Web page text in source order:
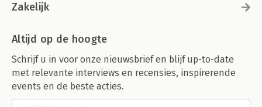
Zakelijk
Altijd op de hoogte
Schrijf u in voor onze nieuwsbrief en blijf up-to-date
met relevante interviews en recensies, inspirerende
events en de beste acties.